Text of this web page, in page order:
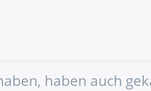
haben auch